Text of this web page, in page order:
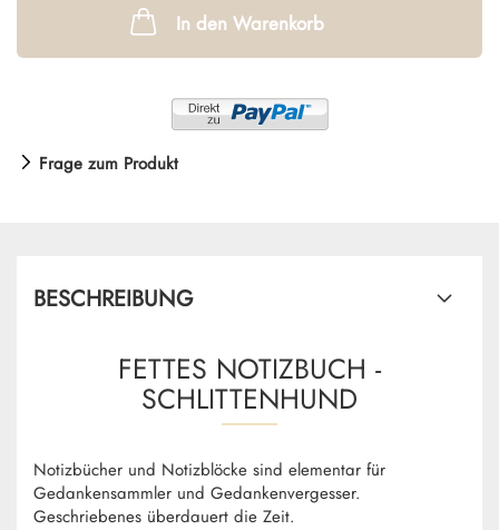
In den Warenkorb
Frage zum Produkt
BESCHREIBUNG
FETTES NOTIZBUCH -
SCHLITTENHUND
Notizbücher und Notizblöcke sind elementar für
Gedankensammler und Gedankenvergesser.
Geschriebenes überdauert die Zeit.